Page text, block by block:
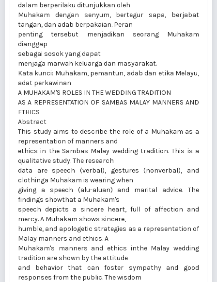
dalam berperilaku ditunjukkan oleh
Muhakam dengan senyum, bertegur sapa, berjabat
tangan, dan adab berpakaian. Peran
penting tersebut menjadikan seorang Muhakam
dianggap
sebagai sosok yang dapat
menjaga marwah keluarga dan masyarakat.
Kata kunci: Muhakam, pemantun, adab dan etika Melayu,
adat perkawinan
A MUHAKAM'S ROLES IN THE WEDDING TRADITION
AS A REPRESENTATION OF SAMBAS MALAY MANNERS AND
ETHICS
Abstract
This study aims to describe the role of a Muhakam as a
representation of manners and
ethics in the Sambas Malay wedding tradition. This is a
qualitative study. The research
data are speech (verbal), gestures (nonverbal), and
clothinga Muhakam is wearing when
giving a speech (alu-aluan) and marital advice. The
findings showthat a Muhakam's
speech depicts a sincere heart, full of affection and
mercy. A Muhakam shows sincere,
humble, and apologetic strategies as a representation of
Malay manners and ethics. A
Muhakam's manners and ethics inthe Malay wedding
tradition are shown by the attitude
and behavior that can foster sympathy and good
responses from the public. The wisdom